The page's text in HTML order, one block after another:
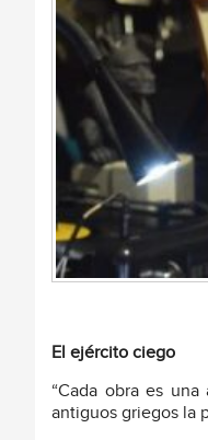
El ejército ciego
“Cada obra es
antiguos griegos la